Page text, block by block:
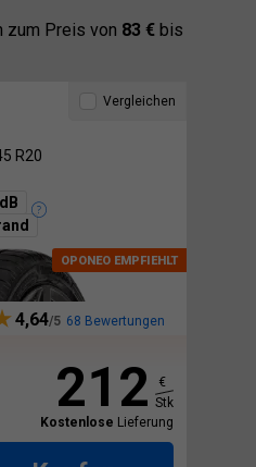
zum Preis von 83 € bis
R20
4,64 68 Bewertungen
Vergleichen
212
€
Stk
Kostenlose Lieferung